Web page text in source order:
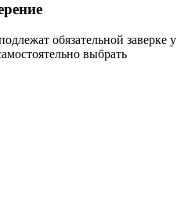
обязательной заверке у
выбрать